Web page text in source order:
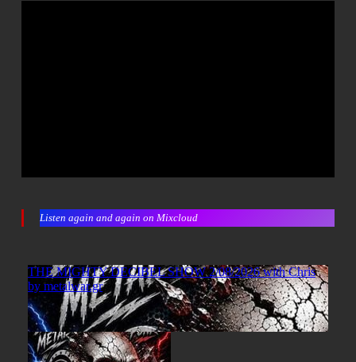
Listen again and again on Mixcloud